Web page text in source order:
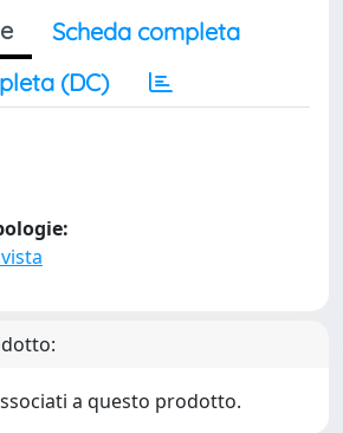
Scheda completa
(DC)
a questo prodotto.